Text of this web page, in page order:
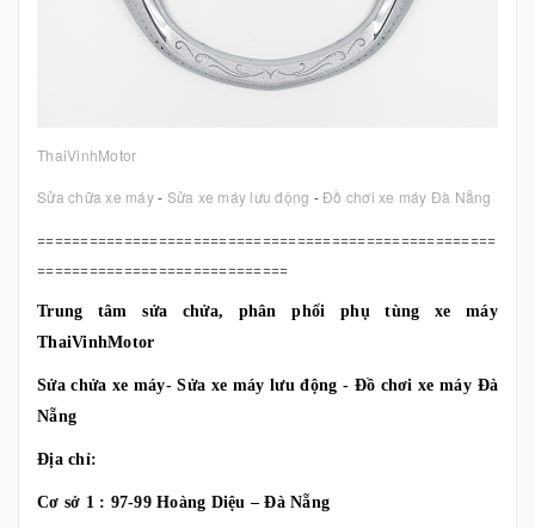
ThaiVinhMotor
Sửa chữa xe máy- Sửa xe máy lưu động -Đồ chơi xe máy Đà Nẵng
=====================================================
=============================
Trung tâm sửa chửa, phân phối phụ tùng xe máy
ThaiVinhMotor
Sửa chửa xe máy- Sửa xe máy lưu động - Đồ chơi xe máy Đà
Nẵng
Địa chỉ:
Cơ sở 1 : 97-99 Hoàng Diệu – Đà Nẵng